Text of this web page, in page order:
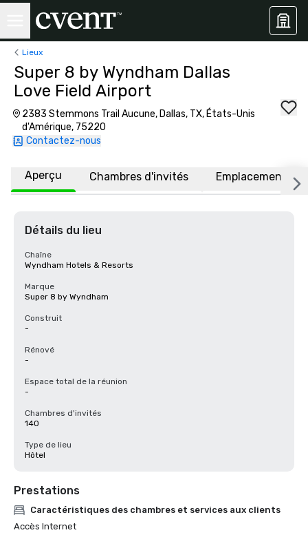
Lieux
Super 8 by Wyndham Dallas
Love Field Airport
2383 Stemmons Trail Aucune, Dallas, TX, États-Unis
d'Amérique, 75220
Contactez-nous
Aperçu Chambres d'invités Emplacement
Détails du lieu
Chaîne
Wyndham Hotels & Resorts
Marque
Super 8 by Wyndham
Construit
-
Rénové
-
Espace total de la réunion
-
Chambres d'invités
140
Type de lieu
Hôtel
Prestations
Caractéristiques des chambres et services aux clients
Accès Internet